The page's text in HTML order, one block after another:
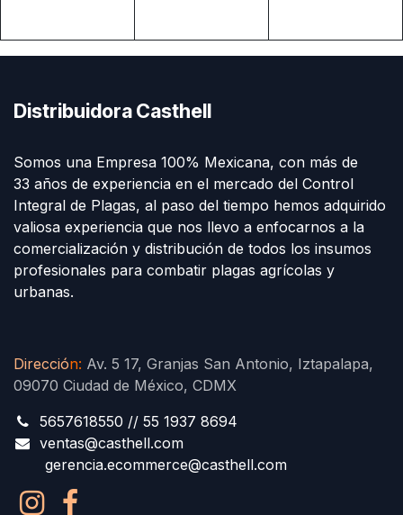
Distribuidora Casthell
Somos una Empresa 100% Mexicana, con más de
33 años de experiencia en el mercado del Control
Integral de Plagas, al paso del tiempo hemos adquirido
valiosa experiencia que nos llevo a enfocarnos a la
comercialización y distribución de todos los insumos
profesionales para combatir plagas agrícolas y
urbanas.
Dirección: Av. 5 17, Granjas San Antonio, Iztapalapa,
09070 Ciudad de México, CDMX
5657618550 // 55 1937 8694
ventas@casthell.com
gerencia.ecommerce@casthell.com